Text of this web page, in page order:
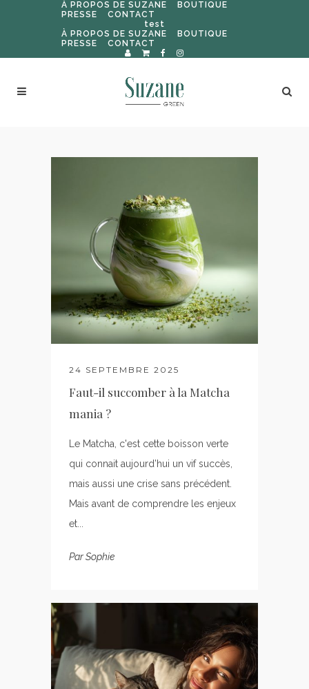
À PROPOS DE SUZANE
BOUTIQUE
PRESSE
CONTACT
test
À PROPOS DE SUZANE
BOUTIQUE
PRESSE
CONTACT
24 SEPTEMBRE 2025
Faut-il succomber à la Matcha
mania ?
Le Matcha, c'est cette boisson verte
qui connait aujourd’hui un vif succès,
mais aussi une crise sans précédent.
Mais avant de comprendre les enjeux
et...
ParSophie